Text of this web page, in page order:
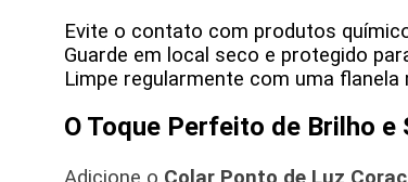
Evite o contato com produtos
Guarde em local seco e protegido
Limpe regularmente com uma
O Toque Perfeito de Brilho